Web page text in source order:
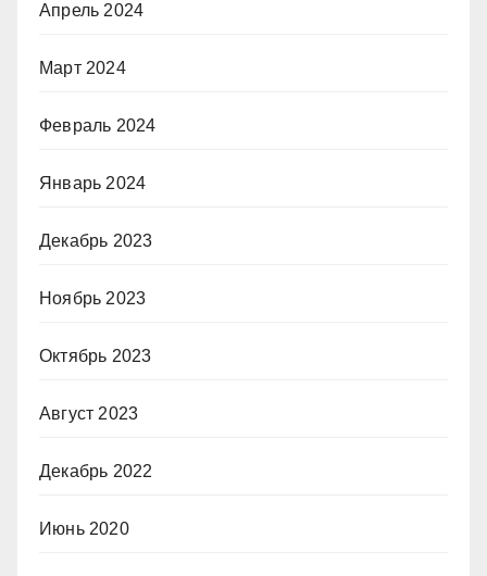
Апрель 2024
Март 2024
Февраль 2024
Январь 2024
Декабрь 2023
Ноябрь 2023
Октябрь 2023
Август 2023
Декабрь 2022
Июнь 2020